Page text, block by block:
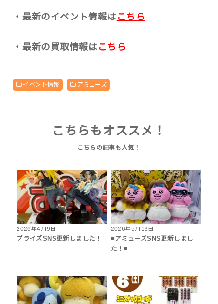
・最新のイベント情報はこちら
・最新の買取情報はこちら
イベント情報 アミューズ
こちらもオススメ！
2026年4月9日
プライズSNS更新しました！
2026年5月13日
■アミューズSNS更新しまし
た！■